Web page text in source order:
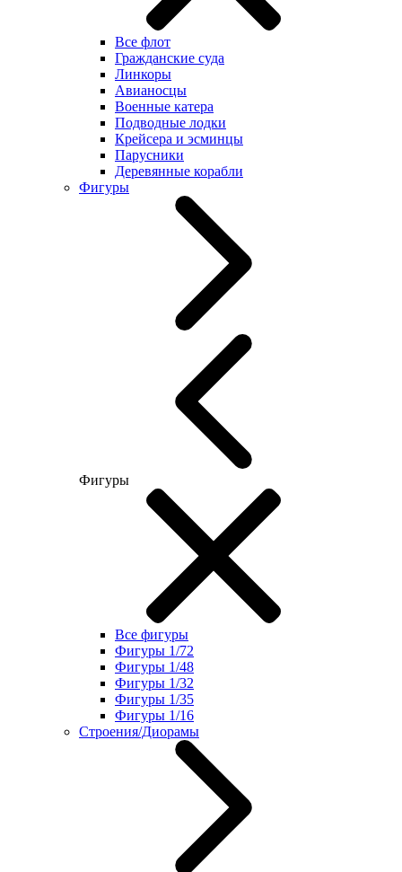
Все флот
Гражданские суда
Линкоры
Авианосцы
Военные катера
Подводные лодки
Крейсера и эсминцы
Парусники
Деревянные корабли
Фигуры
Фигуры
Все фигуры
Фигуры 1/72
Фигуры 1/48
Фигуры 1/32
Фигуры 1/35
Фигуры 1/16
Строения/Диорамы